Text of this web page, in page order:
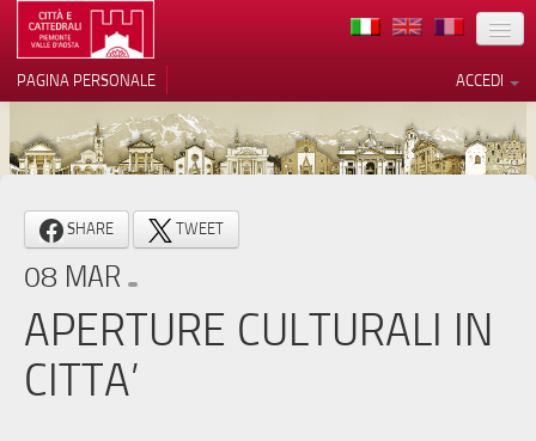
TERRITORIO
ARCHITETTURE
MUSEI
ITINERARI
EVENTI
ACCEDI
PAGINA PERSONALE
SHARE TWEET
08 MAR
APERTURE CULTURALI IN
CITTA’
Informativa sulla raccolta
Le tue preferenze relative alla